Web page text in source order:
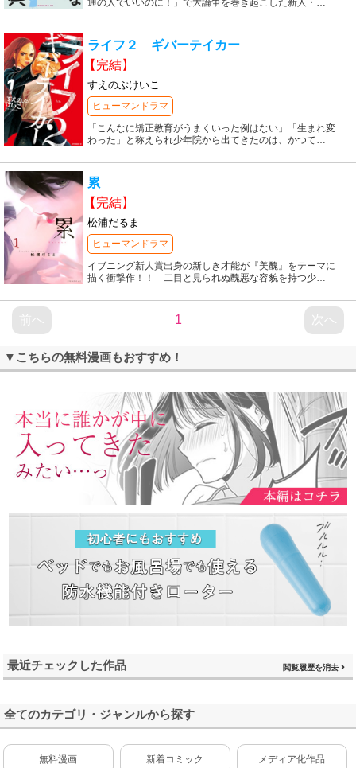
通の人でいいのに！」で大論争を巻き起こした新人・ …
ライフ２ ギバーテイカー
【完結】
すえのぶけいこ
ヒューマンドラマ
「こんなに矯正教育がうまくいった例はない」「生まれ変
わった」と称えられ少年院から出てきたのは、かつて…
累
【完結】
松浦だるま
ヒューマンドラマ
イブニング新人賞出身の新しき才能が『美醜』をテーマに
描く衝撃作！！ 二目と見られぬ醜悪な容貌を持つ少…
前へ 1 次へ
▼こちらの無料漫画もおすすめ！
最近チェックした作品 閲覧履歴を消去
全てのカテゴリ・ジャンルから探す
無料漫画 新着コミック メディア化作品